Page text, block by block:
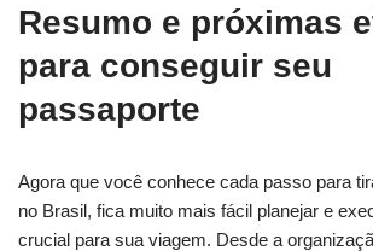
Resumo e próximas
para conseguir seu
passaporte
Agora que você conhece cada passo para
no Brasil, fica muito mais fácil planejar e
crucial para sua viagem. Desde a